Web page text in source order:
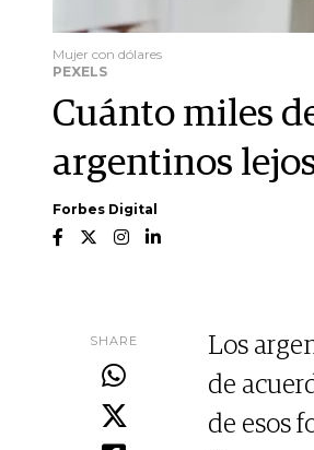
Mujer con dólares
PEXELS
Cuánto miles
argentinos
Forbes Digital
SHARE
Los
de
de esos